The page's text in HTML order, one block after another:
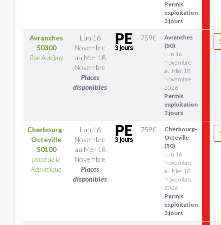
Permis
exploitation
3 jours
Avranches
50300
Rue Aubigny
Lun 16
Novembre
au Mer 18
Novembre
Places
disponibles
759€
Avranches
(50)
Lun 16
Novembre
au Mer 18
Novembre
2026
Permis
exploitation
3 jours
Cherbourg-
Octeville
50100
place de la
République
Lun 16
Novembre
au Mer 18
Novembre
Places
disponibles
759€
Cherbourg-
Octeville
(50)
Lun 16
Novembre
au Mer 18
Novembre
2026
Permis
exploitation
3 jours